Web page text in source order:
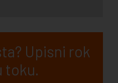
Upisni rok
toku.